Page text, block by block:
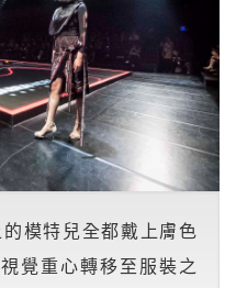
模特兒全都戴上膚色
覺重心轉移至服裝之